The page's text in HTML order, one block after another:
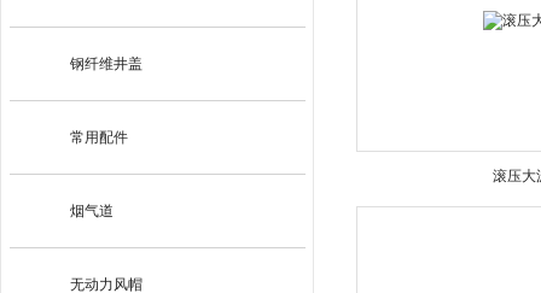
钢纤维井盖
常用配件
烟气道
无动力风帽
滚压大